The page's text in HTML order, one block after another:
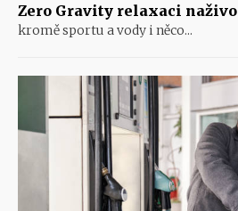
Zero Gravity relaxaci naživo
kromě sportu a vody i něco...